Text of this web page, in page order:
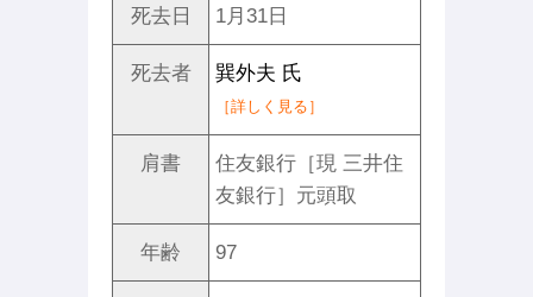
死去日 1月31日
死去者 巽外夫 氏
［詳しく見る］
肩書
住友銀行［現 三井住
友銀行］元頭取
年齢 97